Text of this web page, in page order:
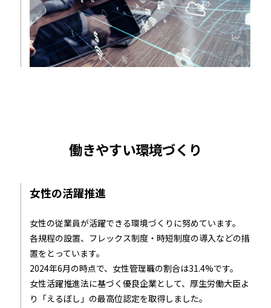
働きやすい環境づくり
女性の活躍推進
女性の従業員が活躍できる環境づくりに努めています。
各規程の設置、フレックス制度・時短制度の導入などの措
置をとっています。
2024年6月の時点で、女性管理職の割合は31.4%です。
女性活躍推進法に基づく優良企業として、厚生労働大臣よ
り「えるぼし」の最高位認定を取得しました。